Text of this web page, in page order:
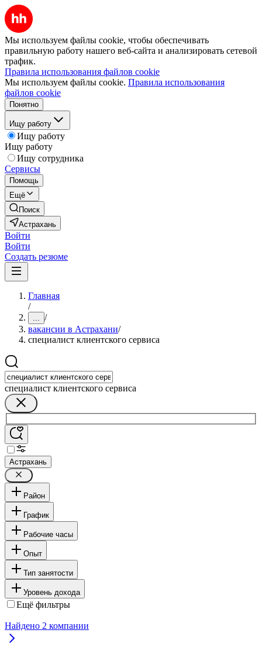
Мы используем файлы cookie, чтобы обеспечивать
правильную работу нашего веб-сайта и анализировать сетевой
трафик.
Правила использования файлов cookie
Мы используем файлы cookie. Правила использования
файлов cookie
Понятно
Ищу работу
Ищу работу
Ищу работу
Ищу сотрудника
Сервисы
Помощь
Ещё
Поиск
Астрахань
Войти
Войти
Создать резюме
Главная
/
... /
вакансии в Астрахани/
специалист клиентского сервиса
специалист клиентского сервиса
Астрахань
Район
График
Рабочие часы
Опыт
Тип занятости
Уровень дохода
Ещё фильтры
Найдено 2 компании